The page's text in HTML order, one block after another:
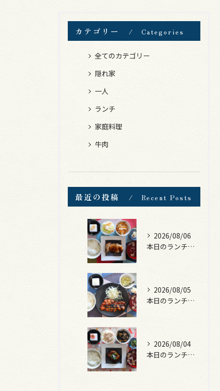
カテゴリー Categories
全てのカテゴリー
隠れ家
一人
ランチ
家庭料理
牛肉
最近の投稿 Recent Posts
2026/08/06
本日のランチは、照焼きチキン！
2026/08/05
本日のランチは、ロース豚カツ梅はさみ！
2026/08/04
本日のランチは、煮込みハンバーグ！